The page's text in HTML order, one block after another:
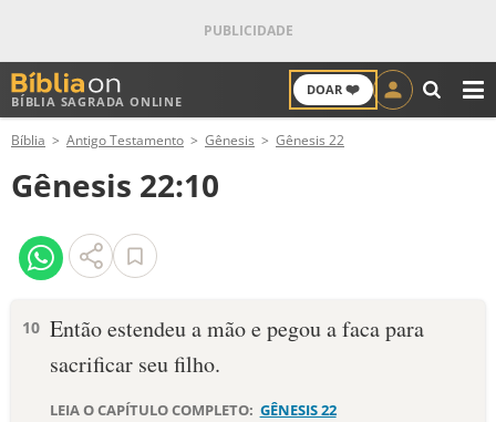
BÍBLIA SAGRADA ONLINE
DOAR ❤️
ANTIGO TESTAMENTO
NOVO TESTAMENTO
VERSÍCULOS
PALAVRA DO DIA
Bíblia Antigo Testamento Gênesis Gênesis 22
Gênesis 22:10
10 Então estendeu a mão e pegou a faca para
sacrificar seu filho.
LEIA O CAPÍTULO COMPLETO: GÊNESIS 22